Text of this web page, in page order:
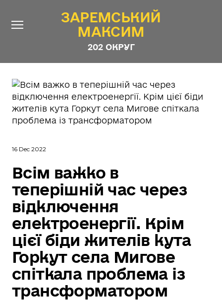
ЗАРЕМСЬКИЙ
МАКСИМ
202 ОКРУГ
ЗАРЕМСЬКИЙ
МАКСИМ
202 ОКРУГ
Новини
Звіти
Анонімні опитування
Стежити за Депутатом
16 Dec 2022
Всім важко в
теперішній час через
відключення
електроенергії. Крім
цієї біди жителів кута
Горкут села Мигове
спіткала проблема із
трансформатором